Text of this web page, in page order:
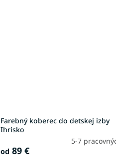
Farebný koberec do detskej izby
Ihrisko
5-7
od 89 €